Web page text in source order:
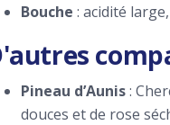
Bouche : acidité
Pineau d’Aunis:
douces et de rose